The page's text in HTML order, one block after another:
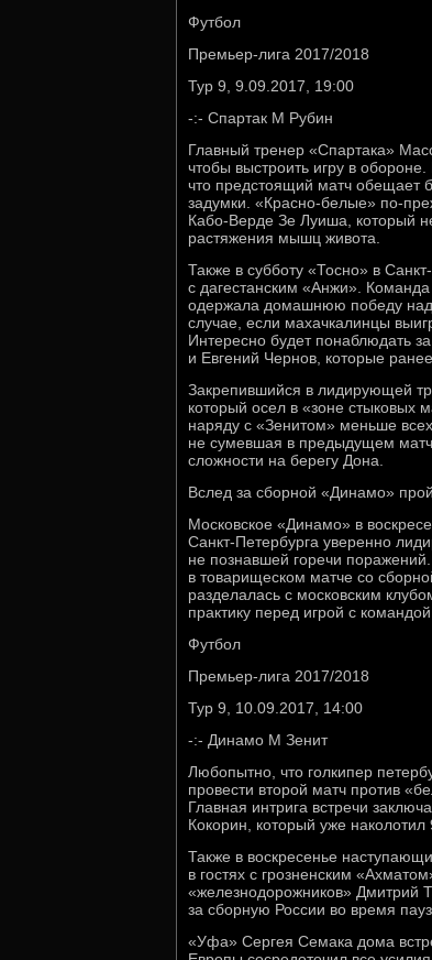
Футбол
Премьер-лига 2017/2018
Тур 9, 9.09.2017, 19:00
-:- Спартак М Рубин
Главный тренер «Спартака»
чтобы выстроить игру в
что предстоящий матч обещает
задумки. «Красно-белые» по-
Кабо-Верде Зе Луиша, который
растяжения мышц живота.
Также в субботу «Тосно» в
с дагестанским «Анжи».
одержала домашнюю победу
случае, если махачкалинцы
Интересно будет понаблюдать
и Евгений Чернов, которые
Закрепившийся в лидирующей
который осел в «зоне стыковых
наряду с «Зенитом» меньше
не сумевшая в предыдущем
сложности на берегу Дона.
Вслед за сборной «Динамо»
Московское «Динамо» в
Санкт-Петербурга уверенно
не познавшей горечи
в товарищеском матче со
разделалась с московским
практику перед игрой с
Футбол
Премьер-лига 2017/2018
Тур 9, 10.09.2017, 14:00
-:- Динамо М Зенит
Любопытно, что голкипер
провести второй матч против
Главная интрига встречи
Кокорин, который уже
Также в воскресенье
в гостях с грозненским
«железнодорожников» Дмитрий
за сборную России во время
«Уфа» Сергея Семака дома